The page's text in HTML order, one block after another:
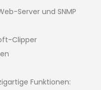
Server und SNMP
Clipper
Funktionen: